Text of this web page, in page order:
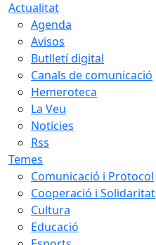
Actualitat
Agenda
Avisos
Butlletí digital
Canals de comunicació
Hemeroteca
La Veu
Notícies
Rss
Temes
Comunicació i Protocol
Cooperació i Solidaritat
Cultura
Educació